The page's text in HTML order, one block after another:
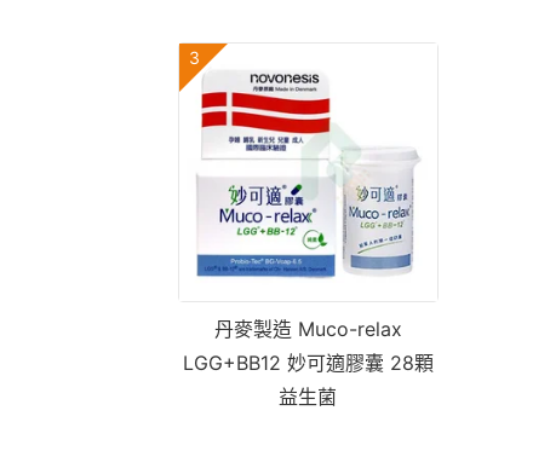
3
丹麥製造 Muco-relax
LGG+BB12 妙可適膠囊 28顆
益生菌